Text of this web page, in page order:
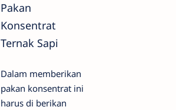
Pakan
Konsentrat
Ternak Sapi
Dalam memberikan
pakan konsentrat ini
harus di berikan